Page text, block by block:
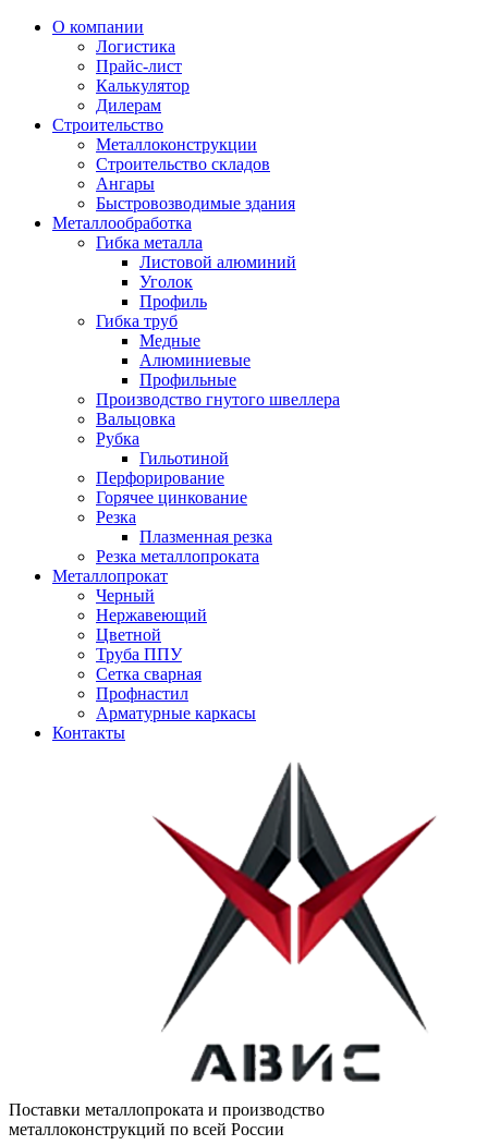
О компании
Логистика
Прайс-лист
Калькулятор
Дилерам
Строительство
Металлоконструкции
Строительство складов
Ангары
Быстровозводимые здания
Металлообработка
Гибка металла
Листовой алюминий
Уголок
Профиль
Гибка труб
Медные
Алюминиевые
Профильные
Производство гнутого швеллера
Вальцовка
Рубка
Гильотиной
Перфорирование
Горячее цинкование
Резка
Плазменная резка
Резка металлопроката
Металлопрокат
Черный
Нержавеющий
Цветной
Труба ППУ
Сетка сварная
Профнастил
Арматурные каркасы
Контакты
Поставки металлопроката и производство
металлоконструкций по всей России